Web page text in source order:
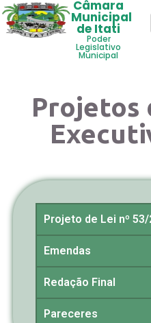
Câmara
Municipal
de Itati
Poder
Legislativo
Municipal
Projetos
Projeto de Lei nº 53/
Emendas
Redação Final
Pareceres